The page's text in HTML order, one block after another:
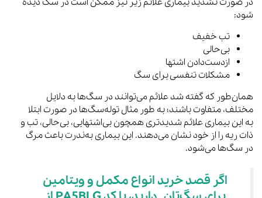
شود:
تب خفیف
بی‌حالی
ازدست‌دادن اشتها
مشکلات تنفسی برای سگ
همان‌طور که گفته شد علائم می‌توانند در سگ‌ها به دلایل
مختلف، متفاوت باشند؛ به طور مثال توله‌سگ‌ها در صورت ابتلا
به این بیماری علائم شدیدتری همچون بی‌اشتهایی، بی‌حالی، تب و
ذات ریه را از خود نشان می‌دهند. این بیماری به‌ندرت باعث مرگ
در سگ‌ها می‌شود.
اگر قصد خرید انواع مکمل و ویتامین